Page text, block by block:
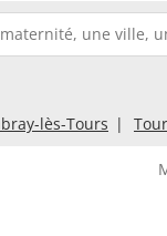
lès-Tours